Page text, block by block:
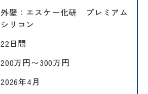
外壁：エスケー化研 プレミアム
シリコン
22日間
200万円〜300万円
2026年4月